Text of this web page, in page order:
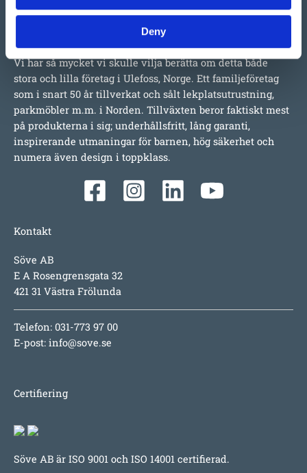
Deny
Vi har så mycket vi skulle vilja berätta om detta både
stora och lilla företag i Ulefoss, Norge. Ett familjeföretag
som i snart 50 år tillverkat och sålt lekplatsutrustning,
parkmöbler m.m. i Norden. Tillväxten beror faktiskt mest
på produkterna i sig; underhållsfritt, lång garanti,
inspirerande utmaningar för barnen, hög säkerhet och
numera även design i toppklass.
Kontakt
Söve AB
E A Rosengrensgata 32
421 31 Västra Frölunda
Telefon: 031-773 97 00
E-post: info@sove.se
Certifiering
Söve AB är ISO 9001 och ISO 14001 certifierad.